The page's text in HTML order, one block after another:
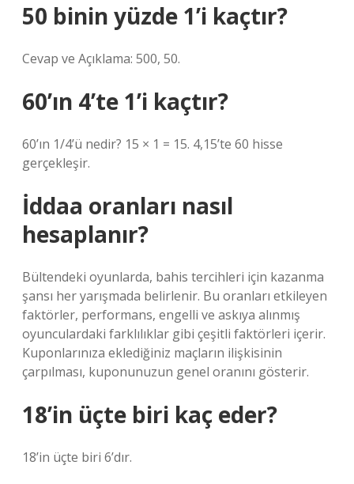
50 binin yüzde 1’i kaçtır?
Cevap ve Açıklama: 500, 50.
60’ın 4’te 1’i kaçtır?
60’ın 1/4’ü nedir? 15 × 1 = 15. 4,15’te 60 hisse
gerçekleşir.
İddaa oranları nasıl
hesaplanır?
Bültendeki oyunlarda, bahis tercihleri için kazanma
şansı her yarışmada belirlenir. Bu oranları etkileyen
faktörler, performans, engelli ve askıya alınmış
oyunculardaki farklılıklar gibi çeşitli faktörleri içerir.
Kuponlarınıza eklediğiniz maçların ilişkisinin
çarpılması, kuponunuzun genel oranını gösterir.
18’in üçte biri kaç eder?
18’in üçte biri 6’dır.